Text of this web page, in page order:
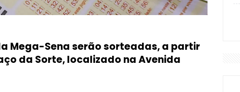
Mega-Sena serão sorteadas, a partir
da Sorte, localizado na Avenida